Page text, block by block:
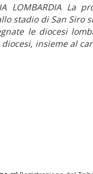
LOMBARDIA
stadio di San Siro
le diocesi
insieme al